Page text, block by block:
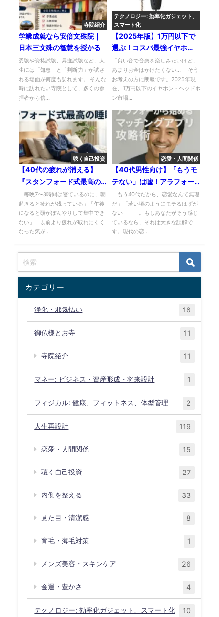
寺院紹介
学業成就なら安倍文殊院｜
日本三文殊の智慧を授かる
受験や資格試験、昇進試験など、人
生には「知恵」と「判断力」が試さ
れる場面が何度も訪れます。 そんな
時に訪れたい寺院として、多くの参
拝者から信...
テクノロジー: 効率化ガジェット、
スマート化
【2025年版】1万円以下で
選ぶ！コスパ最強イヤホ
ン・ヘッドホン
「良い音で音楽を楽しみたいけど、
あまりお金はかけたくない…」 そう
お考えの方に朗報です。2025年現
在、1万円以下のイヤホン・ヘッドホ
ン市場...
聴く自己投資
【40代の疲れが消える】
『スタンフォード式最高の
睡眠』要約｜睡眠の質を劇
的に上げる方法
「毎晩7〜8時間は寝ているのに、朝
起きると疲れが残っている」「午後
になると頭がぼんやりして集中でき
ない」「以前より疲れが取れにくく
なった気が...
恋愛・人間関係
【40代男性向け】「もうモ
テない」は嘘！アラフォー
から始めるマッチングアプ
リ攻略術
「もう40代だから、恋愛なんて無理
だ」「若い頃のようにモテるはずが
ない」――。もしあなたがそう感じ
ているなら、それは大きな誤解で
す。現代の恋...
カテゴリー
浄化・邪気払い 18
御仏様とお寺 11
寺院紹介 11
マネー: ビジネス・資産形成・将来設計 1
フィジカル: 健康、フィットネス、体型管理 2
人生再設計 119
恋愛・人間関係 15
聴く自己投資 27
内側を整える 33
見た目・清潔感 8
育毛・薄毛対策 1
メンズ美容・スキンケア 26
金運・豊かさ 4
テクノロジー: 効率化ガジェット、スマート化 10